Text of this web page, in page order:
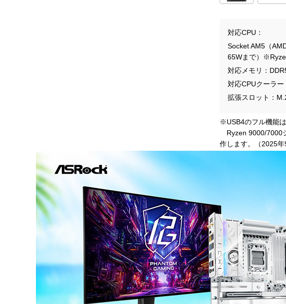
対応CPU
Socket AM5（
65Wまで）
対応メモリ
対応CPUクーラー
拡張スロット
※USB4のフル機能
Ryzen 9000/7000
作します。（2025年